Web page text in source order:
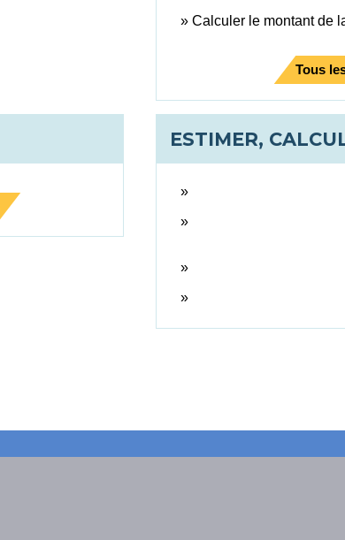
Calculer le montant de
Tous
ESTIMER,